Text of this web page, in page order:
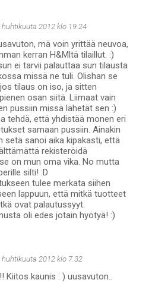
huhtikuuta 2012 klo 19.24
mä voin yrittää neuvoa,
kerran H&Mltä tilaillut. :)
ei tarvii palauttaa sun tilausta
missä ne tuli. Olishan se
tilaus on iso, ja sitten
osan siitä. Liimaat vain
pussiin missä lähetät sen :)
tehdä, että yhdistää monen eri
samaan pussiin. Ainakin
setä sanoi aika kipakasti, että
rekisteröidä
on mun oma vika. No mutta
silti! :D
tulee merkata siihen
lappuun, että mitkä tuotteet
ovat palautussyyt.
oli edes jotain hyötyä! :)
huhtikuuta 2012 klo 7.32
Kiitos kaunis : ) uusavuton..